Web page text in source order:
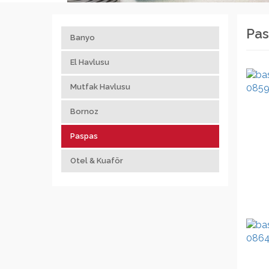
Banyo
El Havlusu
Mutfak Havlusu
Bornoz
Paspas
Otel & Kuaför